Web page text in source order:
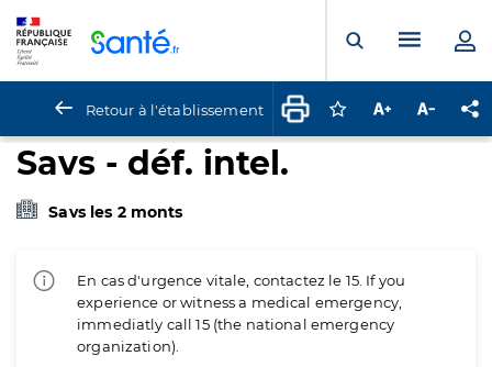
Ouvrir laMenu
Retour à l'établissement Connectez-vous
Augmenter la
Savs - déf. intel.
Savs les 2 monts
En cas d'urgence vitale, contactez le 15. If you
experience or witness a medical emergency,
immediatly call 15 (the national emergency
organization).